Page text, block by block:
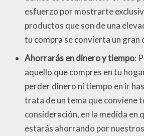
esfuerzo por mostrarte
productos que son de una
tu compra se convierta un gran
Ahorrarás en dinero y tiempo:
aquello que compres en tu
perder dinero ni tiempo en ir
trata de un tema que conviene
consideración, en la medida en
estarás ahorrando por